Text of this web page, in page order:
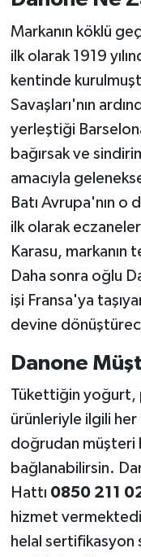
Markanın köklü
ilk olarak 1919
kentinde
Savaşları'nın
yerleştiği
bağırsak ve
amacıyla
Batı Avrupa'nın o
ilk olarak
Karasu, markanın
Daha sonra oğlu
işi Fransa'ya
devine
Danone
Tükettiğin yoğurt,
ürünleriyle ilgili
doğrudan müşteri
bağlanabilirsin.
Hattı 0850 211
hizmet
helal sertifikasyon